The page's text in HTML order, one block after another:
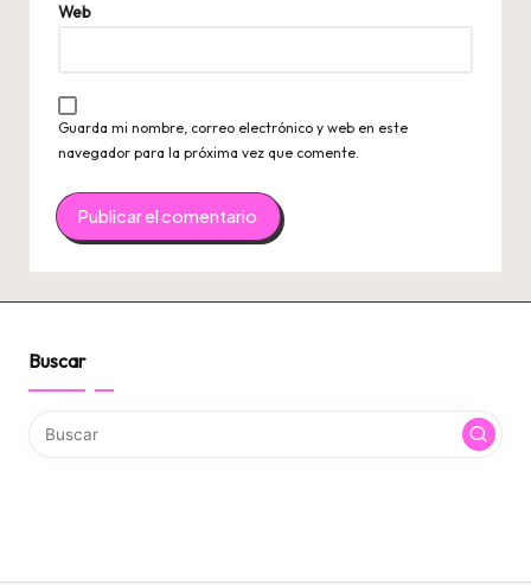
Web
Guarda mi nombre, correo electrónico y web en este
navegador para la próxima vez que comente.
Buscar